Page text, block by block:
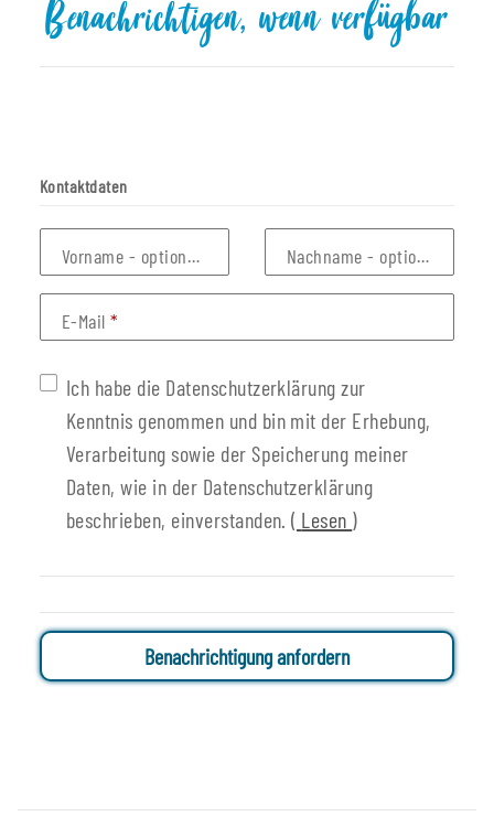
Benachrichtigen, wenn verfügbar
Kontaktdaten
Vorname - optionale Angabe Nachname - optionale
E-Mail
Ich habe die Datenschutzerklärung zur
Kenntnis genommen und bin mit der Erhebung,
Verarbeitung sowie der Speicherung meiner
Daten, wie in der Datenschutzerklärung
beschrieben, einverstanden.( Lesen )
Benachrichtigung anfordern